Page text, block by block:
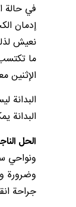
في حالة
إدمان
نعيش
ما
الإثنين
البدانة
الحل
ونواحي
جراحة